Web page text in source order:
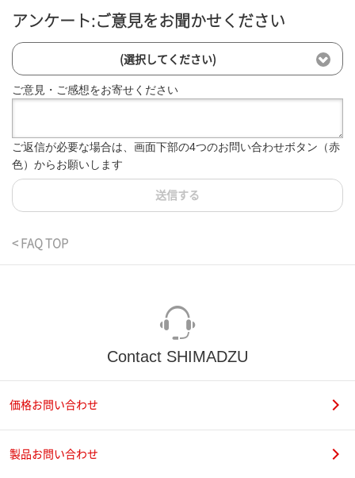
アンケート:ご意見をお聞かせください
(選択してください)
ご意見・ご感想をお寄せください
ご返信が必要な場合は、画面下部の4つのお問い合わせボタン（赤
色）からお願いします
送信する
< FAQ TOP
Contact SHIMADZU
価格お問い合わせ
製品お問い合わせ